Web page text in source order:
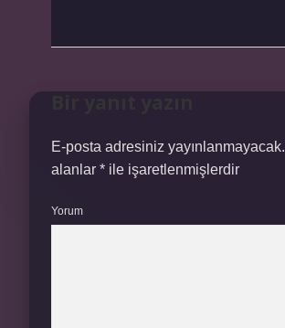
E-posta adresiniz yayınlanmayacak.
alanlar * ile işaretlenmişlerdir
Yorum